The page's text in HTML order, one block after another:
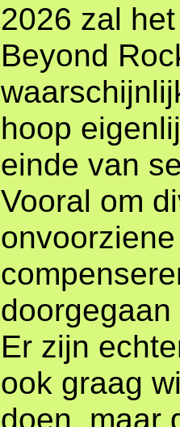
2026 zal
Beyond
hoop
einde van
Vooral om
Er zijn
ook graag
doen, maar